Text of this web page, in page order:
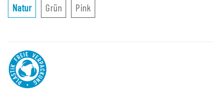
NaturNaturGrünGrünPink